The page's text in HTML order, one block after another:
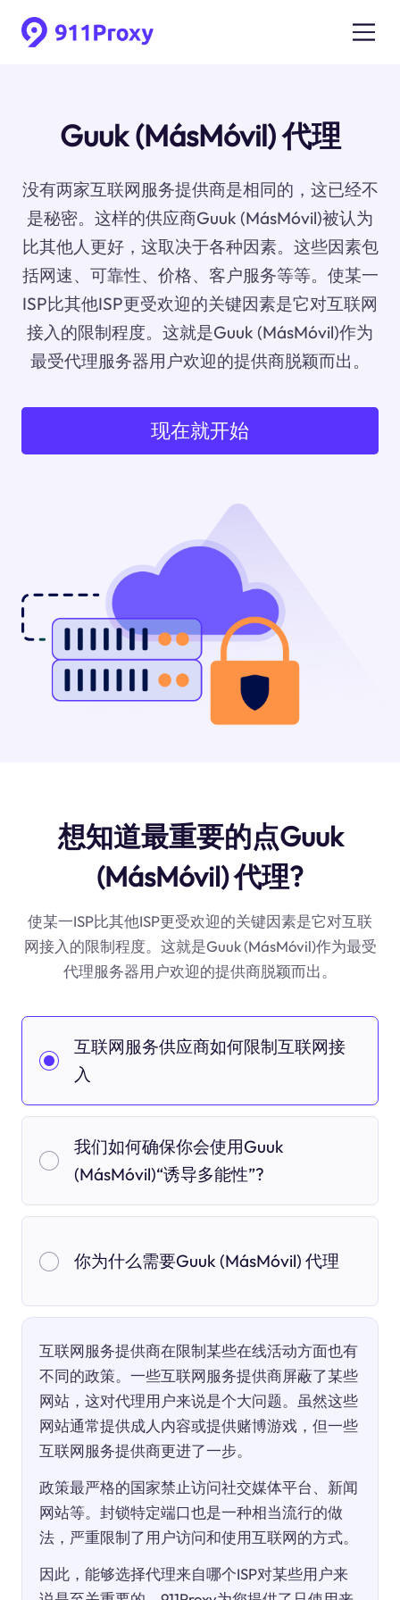
Guuk (MásMóvil) 代理
没有两家互联网服务提供商是相同的，这已经不
是秘密。这样的供应商Guuk (MásMóvil)被认为
比其他人更好，这取决于各种因素。这些因素包
括网速、可靠性、价格、客户服务等等。使某一
ISP比其他ISP更受欢迎的关键因素是它对互联网
接入的限制程度。这就是Guuk (MásMóvil)作为
最受代理服务器用户欢迎的提供商脱颖而出。
现在就开始
想知道最重要的点Guuk
(MásMóvil) 代理?
使某一ISP比其他ISP更受欢迎的关键因素是它对互联
网接入的限制程度。这就是Guuk (MásMóvil)作为最受
代理服务器用户欢迎的提供商脱颖而出。
互联网服务供应商如何限制互联网接
入
我们如何确保你会使用Guuk
(MásMóvil)“诱导多能性”?
你为什么需要Guuk (MásMóvil) 代理
互联网服务提供商在限制某些在线活动方面也有
不同的政策。一些互联网服务提供商屏蔽了某些
网站，这对代理用户来说是个大问题。虽然这些
网站通常提供成人内容或提供赌博游戏，但一些
互联网服务提供商更进了一步。
政策最严格的国家禁止访问社交媒体平台、新闻
网站等。封锁特定端口也是一种相当流行的做
法，严重限制了用户访问和使用互联网的方式。
因此，能够选择代理来自哪个ISP对某些用户来